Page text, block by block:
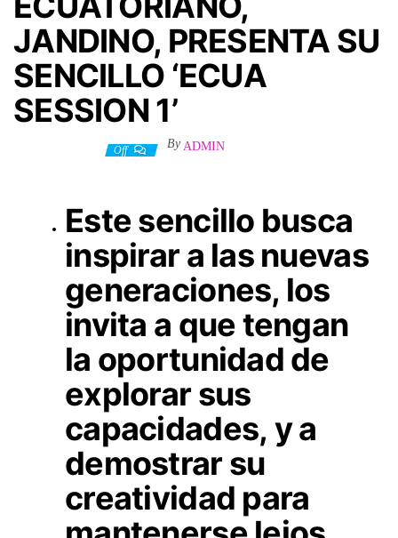
JANDINO, PRESENTA SU
SENCILLO ‘ECUA
SESSION 1’
Off By ADMIN
Este sencillo busca
inspirar a las nuevas
generaciones, los
invita a que tengan
la oportunidad de
explorar sus
capacidades, y a
demostrar su
creatividad para